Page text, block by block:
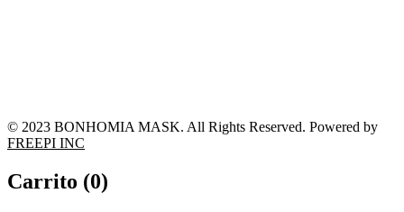
© 2023 BONHOMIA MASK. All Rights Reserved. Powered by
FREEPI INC
Carrito (0)